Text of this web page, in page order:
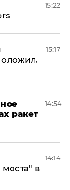
15:22
15:17
ракет
14:54
моста" в
14:14